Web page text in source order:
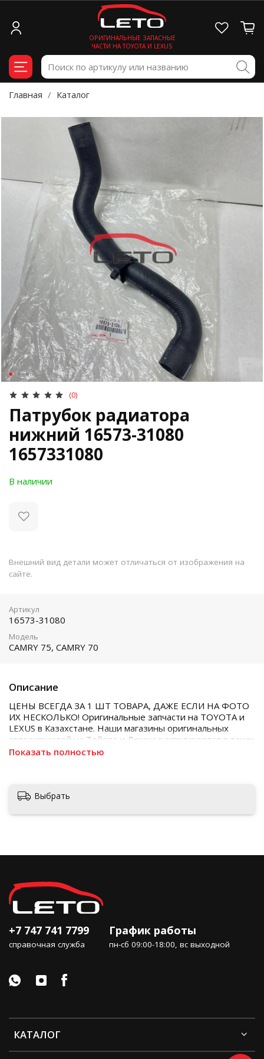
ОРИГИНАЛЬНЫЕ ЗАПАСНЫЕ
ЧАСТИ НА TOYOTA И LEXUS
Главная Каталог
(0)
Патрубок радиатора
нижний 16573-31080
1657331080
В наличии
Внешний вид детали может отличаться от изображения на
сайте.
Описание
ЦЕНЫ ВСЕГДА ЗА 1 ШТ ТОВАРА, ДАЖЕ ЕСЛИ НА ФОТО
ИХ НЕСКОЛЬКО! Оригинальные запчасти на TOYOTA и
LEXUS в Казахстане. Наши магазины оригинальных
автозапчастей на Тойота и Лексус располагаются в таких
городах как Алматы, Астана, Шымкент, Кызылорда и
Показать полностью
Артикул
16573-31080
Модель
CAMRY 75, CAMRY 70
Выбрать
КАТАЛОГ
+7 747 741 7799
справочная служба
График работы
пн-сб 09:00-18:00, вс выходной